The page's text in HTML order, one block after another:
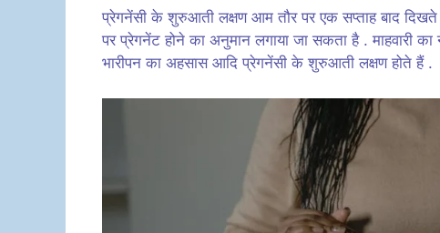
प्रेगनेंसी के शुरुआती लक्षण आम तौर पर एक सप्ताह बाद दिखते
पर प्रेगनेंट होने का अनुमान लगाया जा सकता है . माहवारी
भारीपन का अहसास आदि प्रेगनेंसी के शुरुआती लक्षण होते हैं .